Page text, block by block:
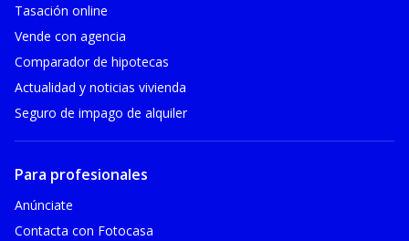
Tasación online
Vende con agencia
Comparador de hipotecas
Actualidad y noticias vivienda
Seguro de impago de alquiler
Para profesionales
Anúnciate
Contacta con Fotocasa